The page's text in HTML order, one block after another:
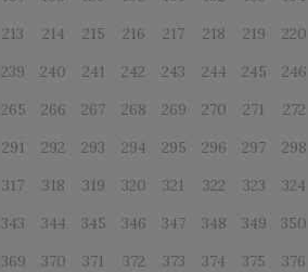
213 214 215 216 217 218 219 220
239 240 241 242 243 244 245 246
265 266 267 268 269 270 271 272
291 292 293 294 295 296 297 298
317 318 319 320 321 322 323 324
343 344 345 346 347 348 349 350
369 370 371 372 373 374 375 376